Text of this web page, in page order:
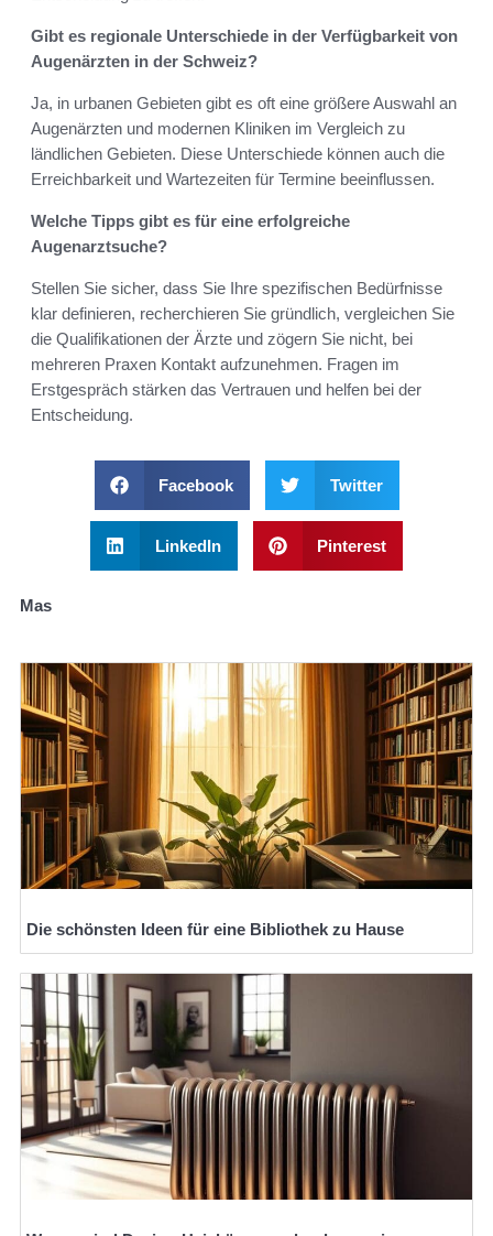
Gibt es regionale Unterschiede in der Verfügbarkeit von
Augenärzten in der Schweiz?
Ja, in urbanen Gebieten gibt es oft eine größere Auswahl an
Augenärzten und modernen Kliniken im Vergleich zu
ländlichen Gebieten. Diese Unterschiede können auch die
Erreichbarkeit und Wartezeiten für Termine beeinflussen.
Welche Tipps gibt es für eine erfolgreiche
Augenarztsuche?
Stellen Sie sicher, dass Sie Ihre spezifischen Bedürfnisse
klar definieren, recherchieren Sie gründlich, vergleichen Sie
die Qualifikationen der Ärzte und zögern Sie nicht, bei
mehreren Praxen Kontakt aufzunehmen. Fragen im
Erstgespräch stärken das Vertrauen und helfen bei der
Entscheidung.
Facebook Twitter
LinkedIn Pinterest
Mas
Die schönsten Ideen für eine Bibliothek zu Hause